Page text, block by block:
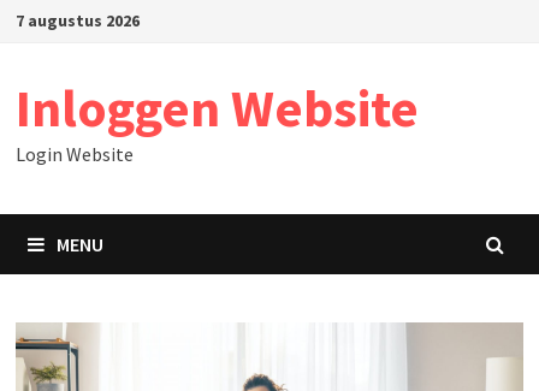
Skip7 augustus 2026
Inloggen Website
Login Website
MENU